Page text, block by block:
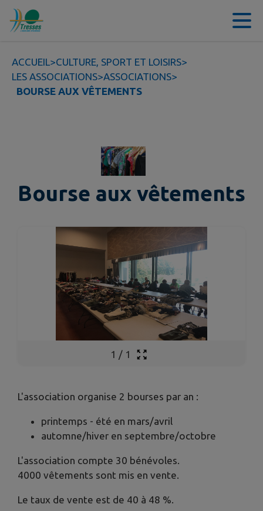
Contenu
ACCUEIL>CULTURE, SPORT ET LOISIRS>
LES ASSOCIATIONS>ASSOCIATIONS>
BOURSE AUX VÊTEMENTS
Bourse aux vêtements
1 / 1
L'association organise 2 bourses par an :
printemps - été en mars/avril
automne/hiver en septembre/octobre
L'association compte 30 bénévoles.
4000 vêtements sont mis en vente.
Le taux de vente est de 40 à 48 %.